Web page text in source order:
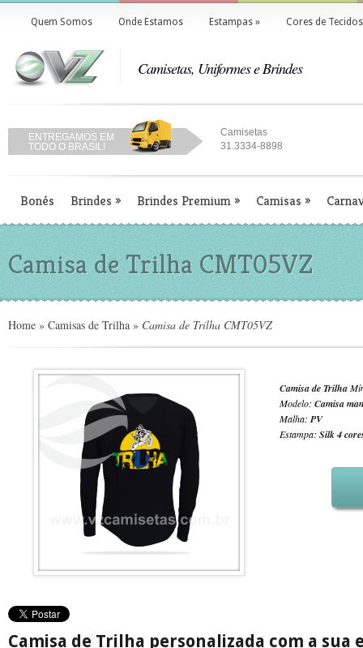
Quem Somos Onde Estamos Estampas» Cores de Tecidos
Camisetas, Uniformes e Brindes
ENTREGAMOS EM
TODO O BRASIL!
Camisetas
31.3334-8898
Bonés Brindes » Brindes Premium» Camisas »
Camisa de Trilha CMT05VZ
Home » Camisas de Trilha » Camisa de Trilha CMT05VZ
Camisa de Trilha
Modelo: Camisa
Malha: PV
Estampa: Silk 4
Camisa de Trilha personalizada com a sua